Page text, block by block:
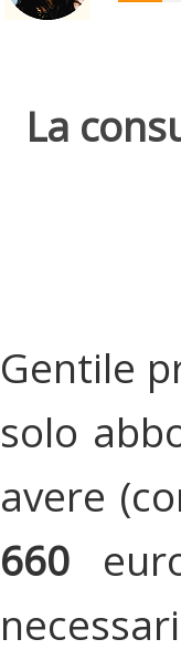
La
Gentile
solo
avere
660